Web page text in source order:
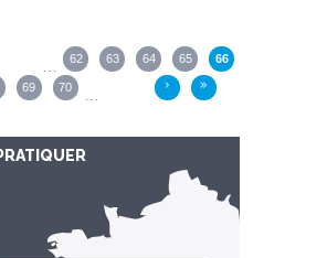
… 62 63 64 65 66
69 70 … › »